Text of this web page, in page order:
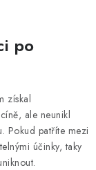
po
získal
ale neunikl
Pokud patříte mezi
účinky, taky